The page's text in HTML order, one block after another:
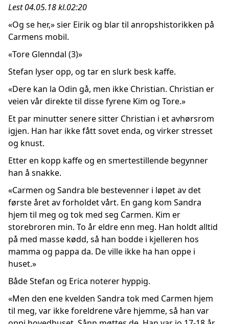
Lest 04.05.18 kl.02:20
«Og se her,» sier Eirik og blar til anropshistorikken på
Carmens mobil.
«Tore Glenndal (3)»
Stefan lyser opp, og tar en slurk besk kaffe.
«Dere kan la Odin gå, men ikke Christian. Christian er
veien vår direkte til disse fyrene Kim og Tore.»
Et par minutter senere sitter Christian i et avhørsrom
igjen. Han har ikke fått sovet enda, og virker stresset
og knust.
Etter en kopp kaffe og en smertestillende begynner
han å snakke.
«Carmen og Sandra ble bestevenner i løpet av det
første året av forholdet vårt. En gang kom Sandra
hjem til meg og tok med seg Carmen. Kim er
storebroren min. To år eldre enn meg. Han holdt alltid
på med masse kødd, så han bodde i kjelleren hos
mamma og pappa da. De ville ikke ha han oppe i
huset.»
Både Stefan og Erica noterer hyppig.
«Men den ene kvelden Sandra tok med Carmen hjem
til meg, var ikke foreldrene våre hjemme, så han var